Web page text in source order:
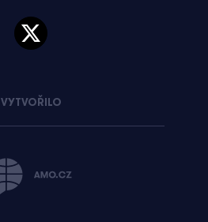
VYTVOŘILO